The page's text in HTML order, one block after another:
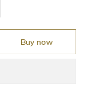
Buy now